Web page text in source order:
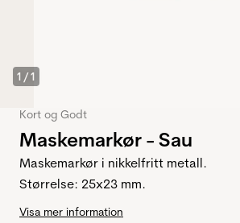
1 /1
Kort og Godt
Maskemarkør - Sau
Maskemarkør i nikkelfritt metall.
Størrelse: 25x23 mm.
Visa mer information